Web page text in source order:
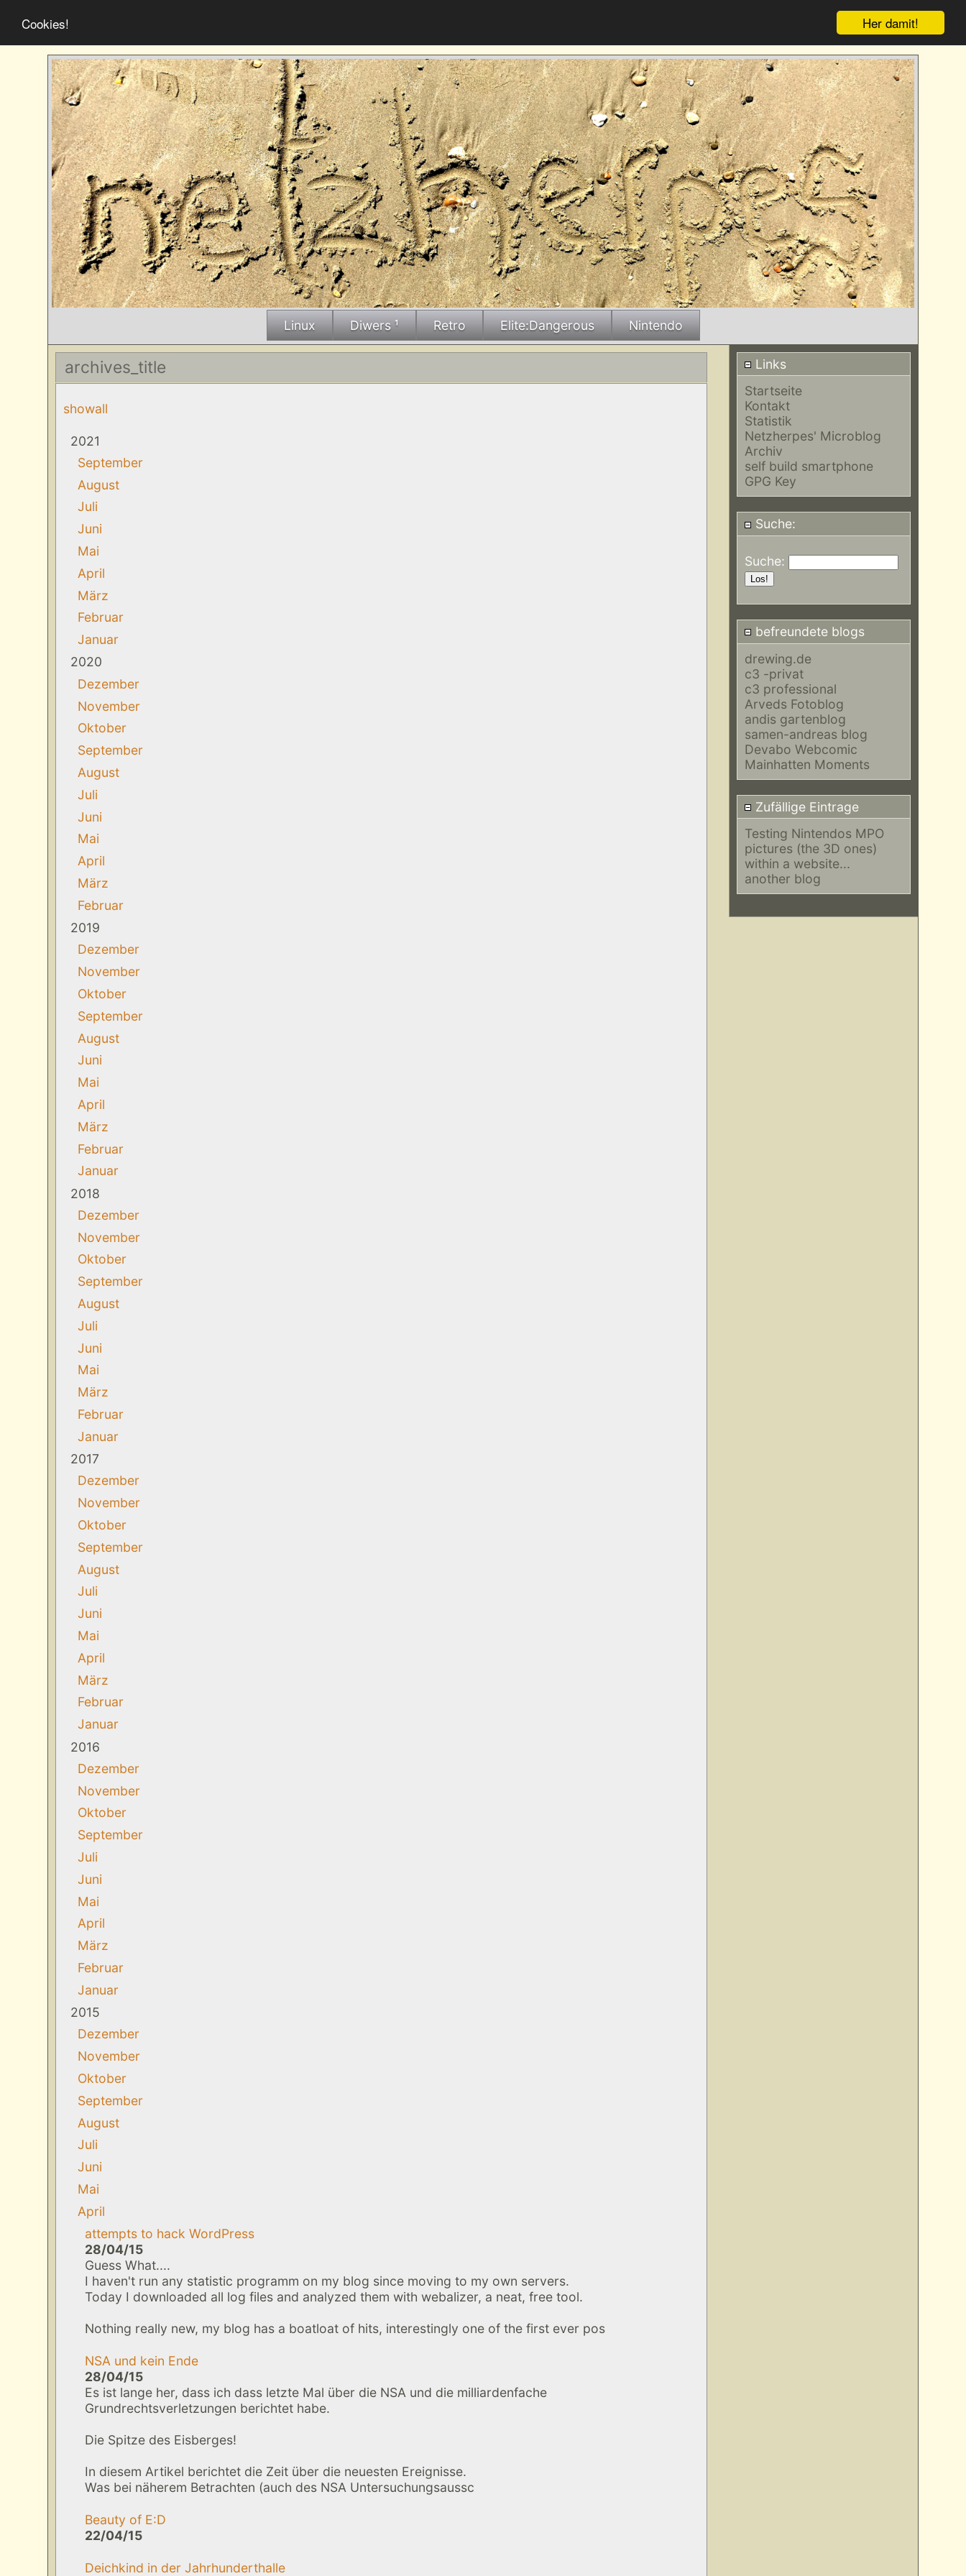
Her damit!
Cookies!
Linux Diwers ¹ Retro Elite:Dangerous Nintendo
Links
Startseite
Kontakt
Statistik
Netzherpes' Microblog
Archiv
self build smartphone
GPG Key
Suche:
Suche:
befreundete blogs
drewing.de
c3 -privat
c3 professional
Arveds Fotoblog
andis gartenblog
samen-andreas blog
Devabo Webcomic
Mainhatten Moments
Zufällige Eintrage
Testing Nintendos MPO
pictures (the 3D ones)
within a website...
another blog
archives_title
showall
2021
September
August
Juli
Juni
Mai
April
März
Februar
Januar
2020
Dezember
November
Oktober
September
August
Juli
Juni
Mai
April
März
Februar
2019
Dezember
November
Oktober
September
August
Juni
Mai
April
März
Februar
Januar
2018
Dezember
November
Oktober
September
August
Juli
Juni
Mai
März
Februar
Januar
2017
Dezember
November
Oktober
September
August
Juli
Juni
Mai
April
März
Februar
Januar
2016
Dezember
November
Oktober
September
Juli
Juni
Mai
April
März
Februar
Januar
2015
Dezember
November
Oktober
September
August
Juli
Juni
Mai
April
attempts to hack WordPress
28/04/15
Guess What....
I haven't run any statistic programm on my blog since moving to my own servers.
Today I downloaded all log files and analyzed them with webalizer, a neat, free tool.
Nothing really new, my blog has a boatloat of hits, interestingly one of the first ever pos
NSA und kein Ende
28/04/15
Es ist lange her, dass ich dass letzte Mal über die NSA und die milliardenfache
Grundrechtsverletzungen berichtet habe.
Die Spitze des Eisberges!
In diesem Artikel berichtet die Zeit über die neuesten Ereignisse.
Was bei näherem Betrachten (auch des NSA Untersuchungsaussc
Beauty of E:D
22/04/15
Deichkind in der Jahrhunderthalle